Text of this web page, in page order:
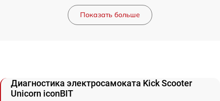
Показать больше
Диагностика электросамоката Kick Scooter
Unicorn iconBIT